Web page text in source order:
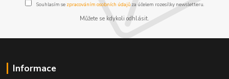
Souhlasím se zpracováním osobních údajůza účelem rozesílky newsletteru.
Můžete se kdykoli odhlásit.
Informace